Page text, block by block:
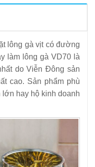
gà không đúng cách
lông gà vịt có đường
làm lông gà VD70 là
do Viễn Đông sản
cao. Sản phẩm phù
hay hộ kinh doanh